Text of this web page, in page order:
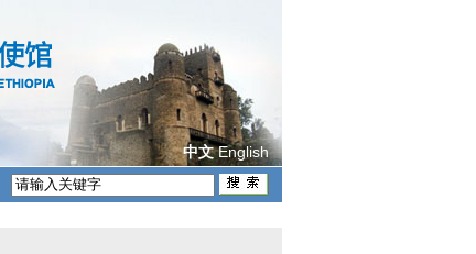
中文 English